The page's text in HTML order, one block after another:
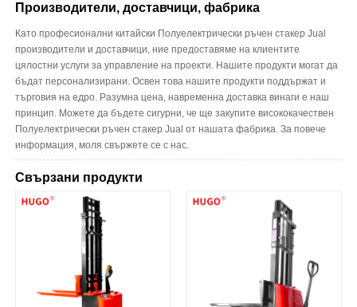
Производители, доставчици, фабрика
Като професионални китайски Полуелектрически ръчен стакер Jual
производители и доставчици, ние предоставяме на клиентите
цялостни услуги за управление на проекти. Нашите продукти могат да
бъдат персонализирани. Освен това нашите продукти поддържат и
търговия на едро. Разумна цена, навременна доставка винаги е наш
принцип. Можете да бъдете сигурни, че ще закупите висококачествен
Полуелектрически ръчен стакер Jual от нашата фабрика. За повече
информация, моля свържете се с нас.
Свързани продукти